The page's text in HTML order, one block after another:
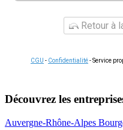
Retour à
CGU - Confidentialité- Service
Découvrez les
Auvergne-Rhône-Alpes